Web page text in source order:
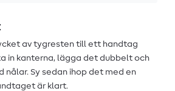
av tygresten till ett handtag
in kanterna, lägga det dubbelt och
nålar. Sy sedan ihop det med en
är klart.